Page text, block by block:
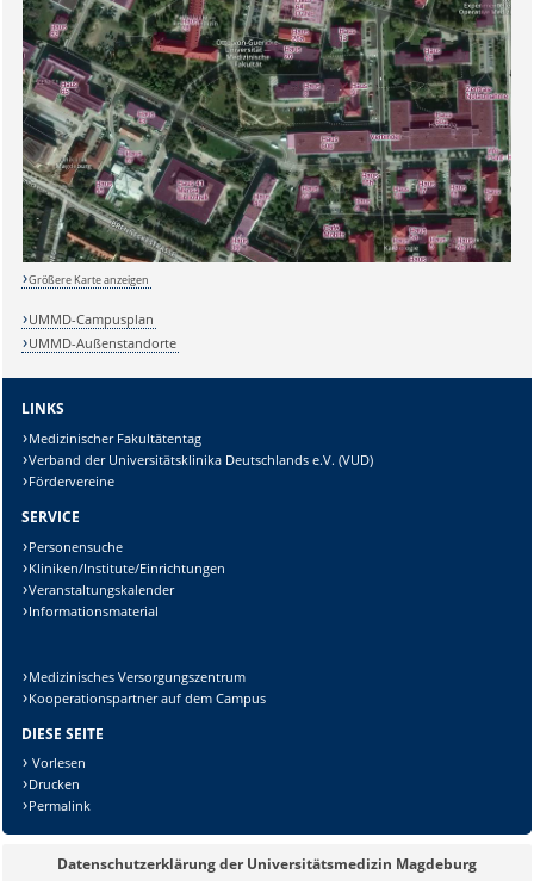
Sicherheitsabfrage:
Größere Karte anzeigen
UMMD-Campusplan
UMMD-Außenstandorte
LINKS
Medizinischer Fakultätentag
Verband der Universitätsklinika Deutschlands e.V. (VUD)
Fördervereine
SERVICE
Personensuche
Kliniken/Institute/Einrichtungen
Veranstaltungskalender
Informationsmaterial
Medizinisches Versorgungszentrum
Kooperationspartner auf dem Campus
DIESE SEITE
Vorlesen
Drucken
Permalink
Datenschutzerklärung der Universitätsmedizin Magdeburg